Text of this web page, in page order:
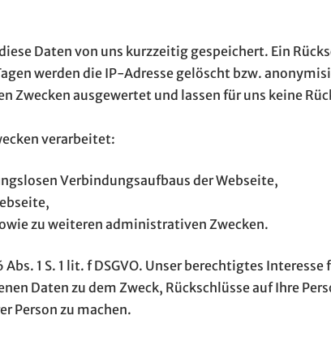
Daten von uns kurzzeitig gespeichert. Ein
werden die IP-Adresse gelöscht bzw.
ausgewertet und lassen für uns keine
verarbeitet:
Verbindungsaufbaus der Webseite,
zu weiteren administrativen Zwecken.
1 S. 1 lit. f DSGVO. Unser berechtigtes
Daten zu dem Zweck, Rückschlüsse auf Ihre
Person zu machen.